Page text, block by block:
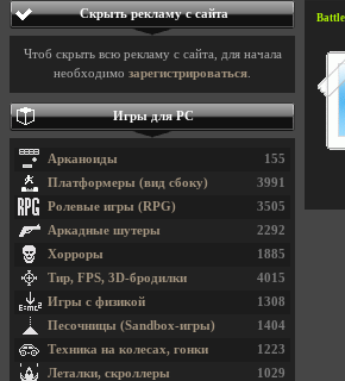
Скрыть рекламу с сайта
Чтоб скрыть всю рекламу с сайта, для начала
необходимо зарегистрироваться
Игры для PC
155
Арканоиды
3991
Платформеры (вид сбоку)
3505
Ролевые игры (RPG)
2292
Аркадные шутеры
1885
Хорроры
4015
Тир, FPS, 3D-бродилки
1308
Игры с физикой
1404
Песочницы (Sandbox-игры)
1223
Техника на колесах, гонки
1029
Леталки, скроллеры